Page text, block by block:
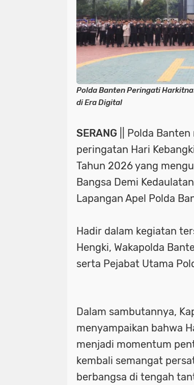
Polda Banten Peringati
di Era Digital
SERANG || Polda
peringatan Hari
Tahun 2026 yang
Bangsa Demi
Lapangan Apel Polda
Hadir dalam kegiatan
Hengki, Wakapolda
serta Pejabat Utama
Dalam sambutannya,
menyampaikan bahwa
menjadi momentum
kembali semangat
berbangsa di tengah